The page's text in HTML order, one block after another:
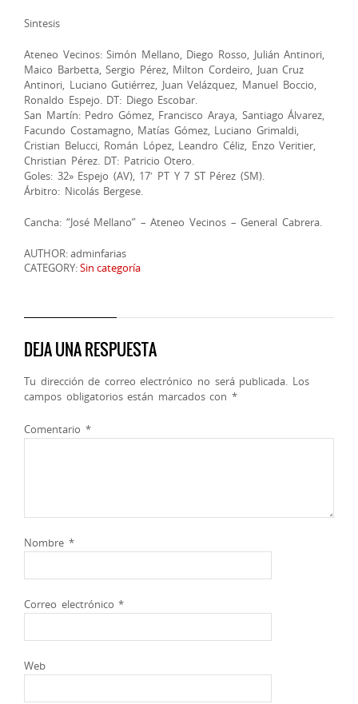
Sintesis
Ateneo Vecinos: Simón Mellano, Diego Rosso, Julián Antinori,
Maico Barbetta, Sergio Pérez, Milton Cordeiro, Juan Cruz
Antinori, Luciano Gutiérrez, Juan Velázquez, Manuel Boccio,
Ronaldo Espejo. DT: Diego Escobar.
San Martín: Pedro Gómez, Francisco Araya, Santiago Álvarez,
Facundo Costamagno, Matías Gómez, Luciano Grimaldi,
Cristian Belucci, Román López, Leandro Céliz, Enzo Veritier,
Christian Pérez. DT: Patricio Otero.
Goles: 32» Espejo (AV), 17′ PT Y 7 ST Pérez (SM).
Árbitro: Nicolás Bergese.
Cancha: “José Mellano” – Ateneo Vecinos – General Cabrera.
AUTHOR: adminfarias
CATEGORY:Sin categoría
DEJA UNA RESPUESTA
Tu dirección de correo electrónico no será publicada. Los
campos obligatorios están marcados con *
Comentario *
Nombre *
Correo electrónico*
Web